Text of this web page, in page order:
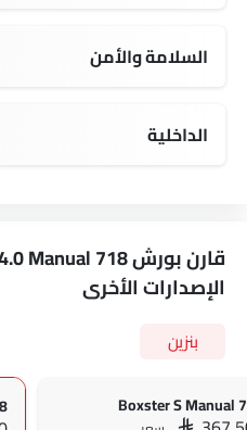
السلامة والأمن
الداخلية
الإصدارات الأخرى
بنزين
718
SAR